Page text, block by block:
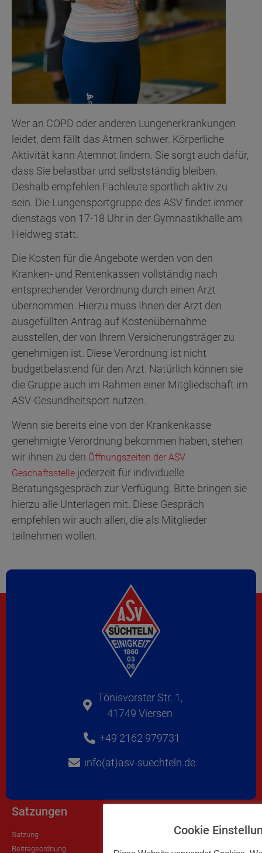
Wer an COPD oder anderen Lungenerkrankungen
leidet, dem fällt das Atmen schwer. Körperliche
Aktivität kann Atemnot lindern. Sie sorgt auch dafür,
dass Sie belastbar und selbstständig bleiben.
Deshalb empfehlen Fachleute sportlich aktiv zu
sein. Die Lungensportgruppe des ASV findet immer
dienstags von 17-18 Uhr in der Gymnastikhalle am
Heidweg statt.
Die Kosten für die Angebote werden von den
Kranken- und Rentenkassen vollständig nach
entsprechender Verordnung durch einen Arzt
übernommen. Hierzu muss Ihnen der Arzt den
ausgefüllten Antrag auf Kostenübernahme
ausstellen, der von Ihrem Versicherungsträger zu
genehmigen ist. Diese Verordnung ist nicht
budgetbelastend für den Arzt. Natürlich können sie
die Gruppe auch im Rahmen einer Mitgliedschaft im
ASV-Gesundheitsport nutzen.
Wenn sie bereits eine von der Krankenkasse
genehmigte Verordnung bekommen haben, stehen
wir ihnen zu den Öffnungszeiten der ASV
Geschäftsstelle jederzeit für individuelle
Beratungsgespräch zur Verfügung. Bitte bringen sie
hierzu alle Unterlagen mit. Diese Gespräch
empfehlen wir auch allen, die als Mitglieder
teilnehmen wollen.
Tönisvorster Str. 1,
41749 Viersen
+49 2162 979731
info(at)asv-suechteln.de
Satzungen
Satzung
Beitragsordnung
Impressum
Datenschutzerklärung
Cookie